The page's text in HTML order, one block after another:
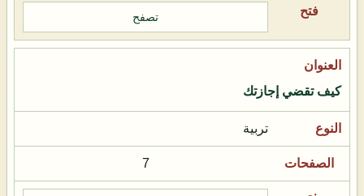
تصفح
كيف تقضي إجازتك
تربية
7